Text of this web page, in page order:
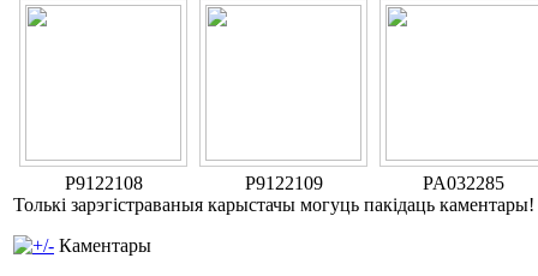
P9122108 P9122109
PA032285
Толькі зарэгістраваныя карыстачы могуць пакідаць каментары!
Каментары